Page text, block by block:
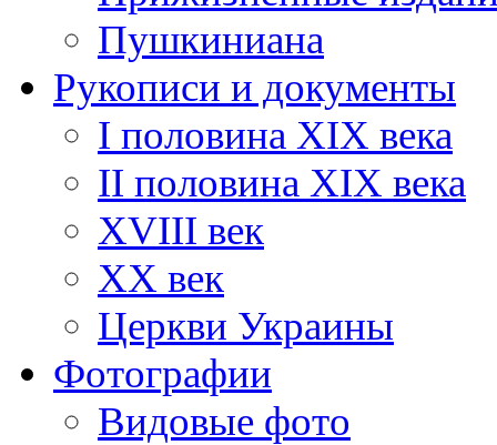
Пушкиниана
Рукописи и документы
I половина XIX века
II половина XIX века
XVIII век
ХХ век
Церкви Украины
Фотографии
Видовые фото